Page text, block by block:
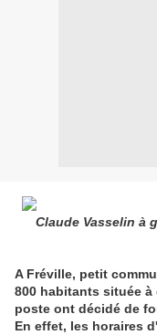
Claude Vasselin à
A Fréville, petit
800 habitants située
poste ont décidé de
En effet, les horaires